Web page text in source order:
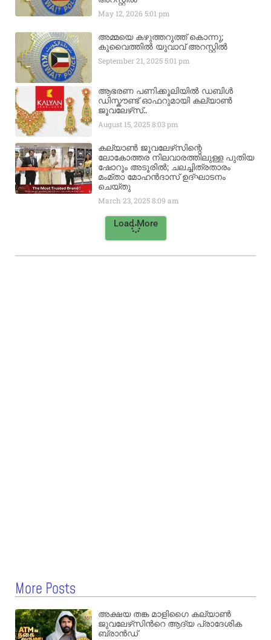
May 12, 20265:01 pm
അമ്മയെ കഴുത്തറുത്ത് കൊന്നു;
കുവൈത്തിൽ യുവാവ് അറസ്റ്റിൽ
September 21, 20255:01 pm
ആഭരണ പണിക്കൂലിയിൽ ഡബിൾ
ഡിസ്കൗണ്ട് ഓഫറുമായി കല്യാൺ
ജൂവലേഴ്‌സ്..
August 15, 20258:03 pm
കല്യാൺ ജൂവലേഴ്‌സിന്റെ
ലോകോത്തര നിലവാരത്തിലുള്ള പുതിയ
ഷോറൂം അടൂരിൽ; ചലച്ചിത്രതാരം
മംമ്താ മോഹൻദാസ് ഉദ്ഘാടനം
ചെയ്‌തു
March 23, 20258:09 am
Load More
More Posts
അക്ഷയ തങ്ക മാളിഗൈ കല്യാണ്‍
ജുവലേഴ്‌സിന്‍റെ ആദ്യ പ്രാദേശിക
ബ്രാന്‍ഡ്